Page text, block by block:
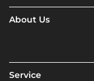
About Us
Service